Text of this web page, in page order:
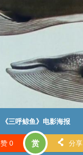
《三呼鲸鱼》电影海报
赞 0 赏 󰄯 分享